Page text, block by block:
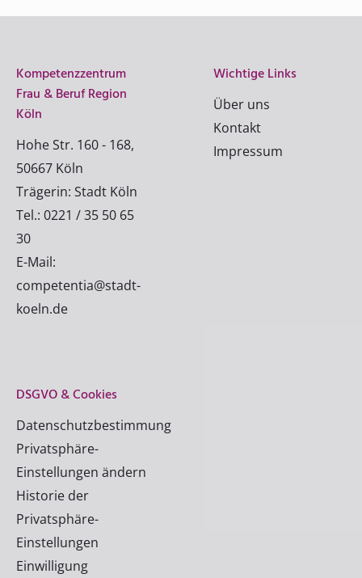
Kompetenzzentrum
Frau & Beruf Region
Köln
Hohe Str. 160 - 168,
50667 Köln
Trägerin: Stadt Köln
Tel.: 0221 / 35 50 65
30
E-Mail:
competentia@stadt-
koeln.de
Wichtige Links
Über uns
Kontakt
Impressum
DSGVO & Cookies
Datenschutzbestimmung
Privatsphäre-
Einstellungen ändern
Historie der
Privatsphäre-
Einstellungen
Einwilligung